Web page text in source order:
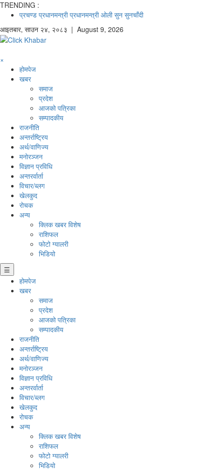
TRENDING :
प्रचण्ड प्रधानमन्त्री प्रधानमन्त्री ओली सुन सुनचाँदी
आइतबार, साउन २४, २०८३ | August 9, 2026
×
होमपेज
खबर
समाज
प्रदेश
आजको पत्रिका
सम्पादकीय
राजनीति
अन्तर्राष्ट्रिय
अर्थ/वाणिज्य
मनाेरञ्जन
विज्ञान प्रविधि
अन्तरर्वार्ता
विचार/ब्लग
खेलकुद
रोचक
अन्य
क्लिक खबर विशेष
राशिफल
फोटो ग्यालरी
भिडियो
☰
होमपेज
खबर
समाज
प्रदेश
आजको पत्रिका
सम्पादकीय
राजनीति
अन्तर्राष्ट्रिय
अर्थ/वाणिज्य
मनाेरञ्जन
विज्ञान प्रविधि
अन्तरर्वार्ता
विचार/ब्लग
खेलकुद
रोचक
अन्य
क्लिक खबर विशेष
राशिफल
फोटो ग्यालरी
भिडियो